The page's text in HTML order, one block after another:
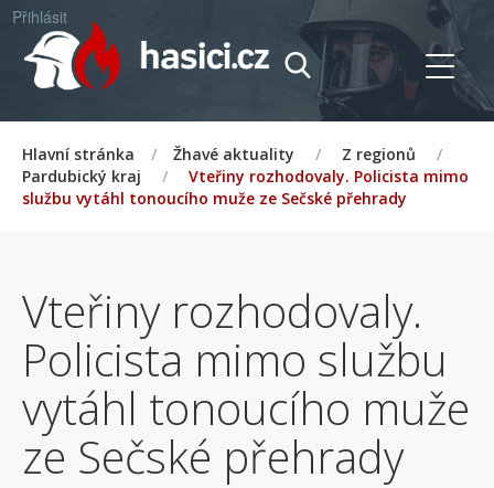
Přihlásit
Hlavní stránka / Žhavé aktuality / Z regionů
/
Pardubický kraj
/
Vteřiny rozhodovaly. Policista mimo
službu vytáhl tonoucího muže ze Sečské přehrady
Vteřiny rozhodovaly.
Policista mimo službu
vytáhl tonoucího muže
ze Sečské přehrady